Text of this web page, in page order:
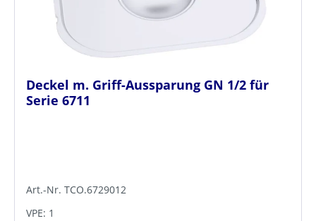
Deckel m. Griff-Aussparung GN 1/2 für
Serie 6711
Art.-Nr. TCO.6729012
VPE: 1